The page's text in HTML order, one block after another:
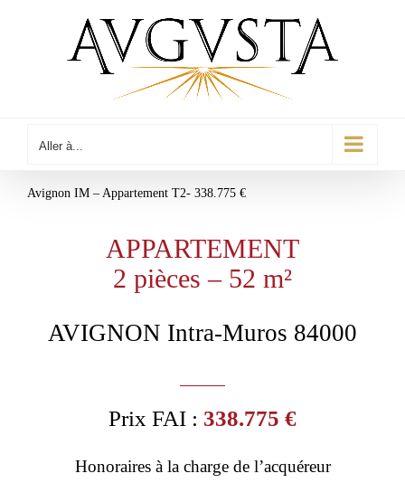
Aller à...
Avignon IM – Appartement T2- 338.775 €
APPARTEMENT
2 pièces – 52 m²
AVIGNON Intra-Muros 84000
Prix FAI : 338.775 €
Honoraires à la charge de l’acquéreur